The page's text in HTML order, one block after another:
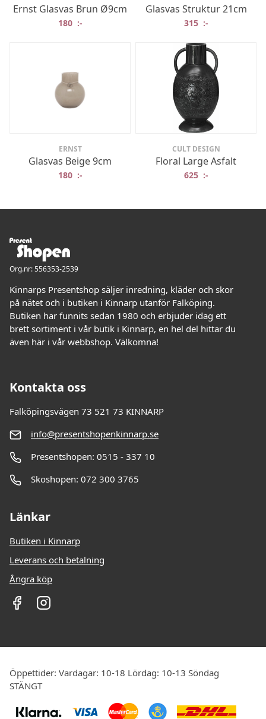
Ernst Glasvas Brun Ø9cm
180 :-
Glasvas Struktur 21cm
315 :-
ERNST
Glasvas Beige 9cm
180 :-
CULT DESIGN
Floral Large Asfalt
625 :-
Org.nr: 556353-2539
Kinnarps Presentshop säljer inredning, kläder och skor
på nätet och i butiken i Kinnarp utanför Falköping.
Butiken har funnits sedan 1980 och erbjuder idag ett
brett sortiment i vår butik i Kinnarp, en hel del hittar du
även här i vår webbshop. Välkomna!
Kontakta oss
Falköpingsvägen 73 521 73 KINNARP
info@presentshopenkinnarp.se
Presentshopen: 0515 - 337 10
Skoshopen: 072 300 3765
Länkar
Butiken i Kinnarp
Leverans och betalning
Ångra köp
Öppettider: Vardagar: 10-18 Lördag: 10-13 Söndag
STÄNGT